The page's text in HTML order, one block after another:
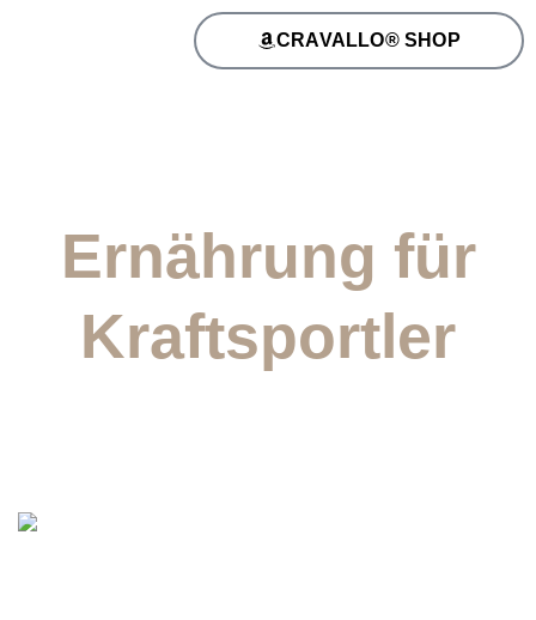
CRAVALLO® SHOP
Ernährung für
Kraftsportler